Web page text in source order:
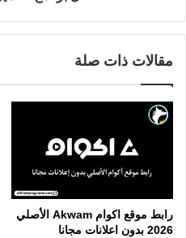
مقالات ذات صلة
رابط موقع اكوام Akwam الأصلي
2026 بدون اعلانات مجانا